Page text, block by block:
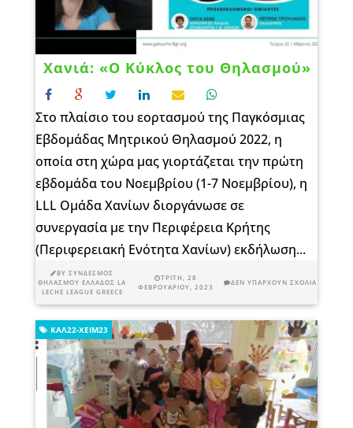
Χανιά: «Ο Κύκλος του Θηλασμού»
Στο πλαίσιο του εορτασμού της Παγκόσμιας
Εβδομάδας Μητρικού Θηλασμού 2022, η
οποία στη χώρα μας γιορτάζεται την πρώτη
εβδομάδα του Νοεμβρίου (1-7 Νοεμβρίου), η
LLL Ομάδα Χανίων διοργάνωσε σε
συνεργασία με την Περιφέρεια Κρήτης
(Περιφερειακή Ενότητα Χανίων) εκδήλωση...
BYΣΎΝΔΕΣΜΟΣ
ΘΗΛΑΣΜΟΎ ΕΛΛΆΔΟΣ LA
LECHE LEAGUE GREECE
ΤΡΊΤΗ, 28
ΦΕΒΡΟΥΑΡΊΟΥ, 2023
ΔΕΝ ΥΠΆΡΧΟΥΝ ΣΧΌΛΙΑ
ΚΑΛ22-ΧΕΙΜ23